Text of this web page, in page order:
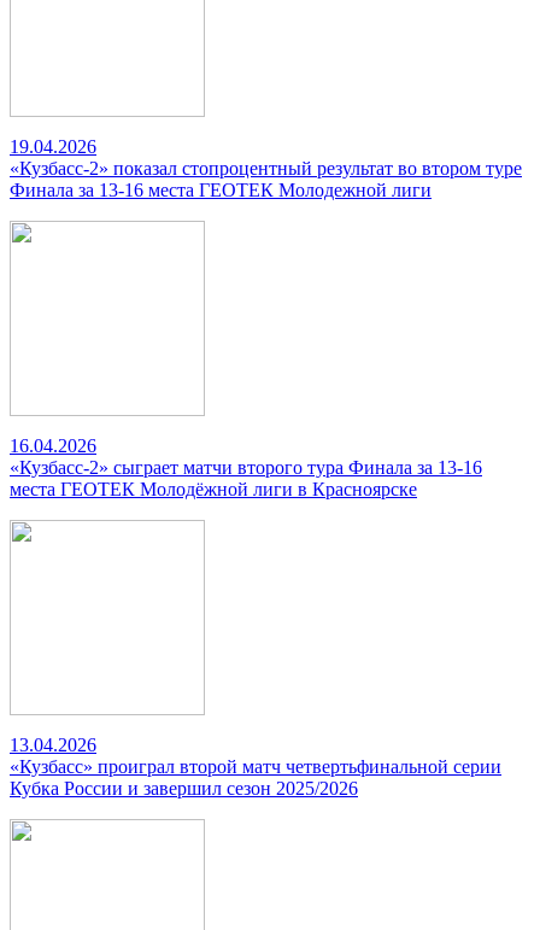
19.04.2026
«Кузбасс-2» показал стопроцентный результат во втором туре
Финала за 13-16 места ГЕОТЕК Молодежной лиги
16.04.2026
«Кузбасс-2» сыграет матчи второго тура Финала за 13-16
места ГЕОТЕК Молодёжной лиги в Красноярске
13.04.2026
«Кузбасс» проиграл второй матч четвертьфинальной серии
Кубка России и завершил сезон 2025/2026